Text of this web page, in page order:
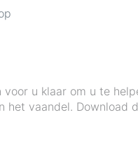
u klaar om u te
vaandel. Download